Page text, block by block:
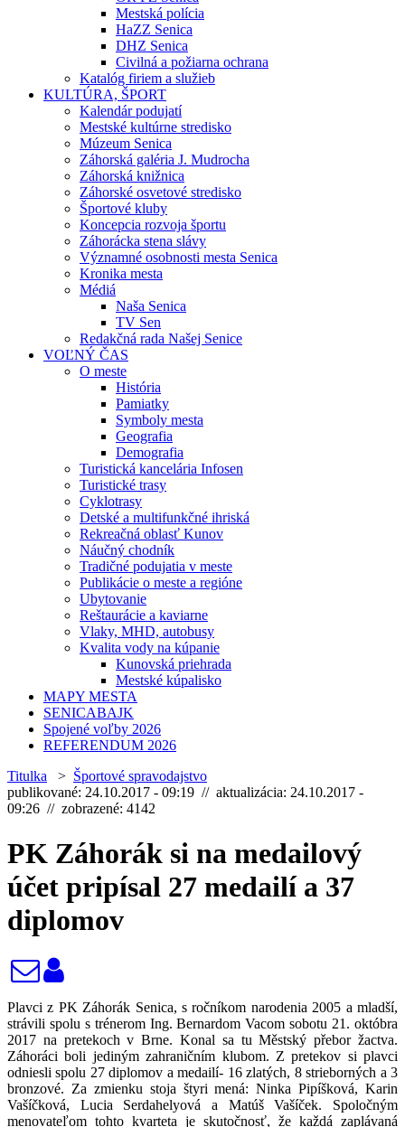
Mestská polícia
HaZZ Senica
DHZ Senica
Civilná a požiarna ochrana
Katalóg firiem a služieb
KULTÚRA, ŠPORT
Kalendár podujatí
Mestské kultúrne stredisko
Múzeum Senica
Záhorská galéria J. Mudrocha
Záhorská knižnica
Záhorské osvetové stredisko
Športové kluby
Koncepcia rozvoja športu
Záhorácka stena slávy
Významné osobnosti mesta Senica
Kronika mesta
Médiá
Naša Senica
TV Sen
Redakčná rada Našej Senice
VOĽNÝ ČAS
O meste
História
Pamiatky
Symboly mesta
Geografia
Demografia
Turistická kancelária Infosen
Turistické trasy
Cyklotrasy
Detské a multifunkčné ihriská
Rekreačná oblasť Kunov
Náučný chodník
Tradičné podujatia v meste
Publikácie o meste a regióne
Ubytovanie
Reštaurácie a kaviarne
Vlaky, MHD, autobusy
Kvalita vody na kúpanie
Kunovská priehrada
Mestské kúpalisko
MAPY MESTA
SENICABAJK
Spojené voľby 2026
REFERENDUM 2026
Titulka > Športové spravodajstvo
publikované: 24.10.2017 - 09:19 // aktualizácia: 24.10.2017 -
09:26 // zobrazené: 4142
PK Záhorák si na medailový
účet pripísal 27 medailí a 37
diplomov
Plavci z PK Záhorák Senica, s ročníkom narodenia 2005 a mladší,
strávili spolu s trénerom Ing. Bernardom Vacom sobotu 21. októbra
2017 na pretekoch v Brne. Konal sa tu Městský přebor žactva.
Záhoráci boli jediným zahraničním klubom. Z pretekov si plavci
odniesli spolu 27 diplomov a medailí- 16 zlatých, 8 strieborných a 3
bronzové. Za zmienku stoja štyri mená: Ninka Pipíšková, Karin
Vašíčková, Lucia Serdahelyová a Matúš Vašíček. Spoločným
menovateľom tohto kvarteta je skutočnosť, že každá zaplávaná